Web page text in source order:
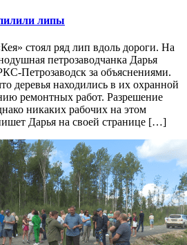
липы
стоял ряд лип вдоль дороги. На
петрозаводчанка Дарья
Петрозаводск за объяснениями.
деревья находились в их охранной
ремонтных работ. Разрешение
никаких рабочих на этом
Дарья на своей странице […]